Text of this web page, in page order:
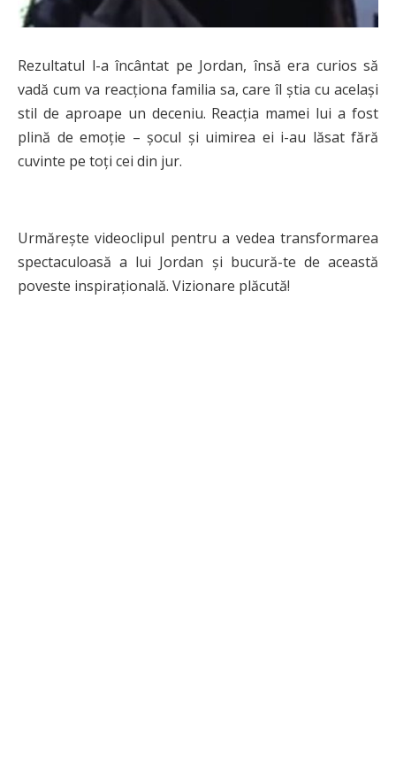
Rezultatul l-a încântat pe Jordan, însă era curios să
vadă cum va reacționa familia sa, care îl știa cu același
stil de aproape un deceniu. Reacția mamei lui a fost
plină de emoție – șocul și uimirea ei i-au lăsat fără
cuvinte pe toți cei din jur.
Urmărește videoclipul pentru a vedea transformarea
spectaculoasă a lui Jordan și bucură-te de această
poveste inspirațională. Vizionare plăcută!